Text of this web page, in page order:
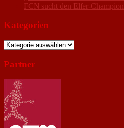
FCN sucht den Elfer-
Kategorien
Kategorien
Partner